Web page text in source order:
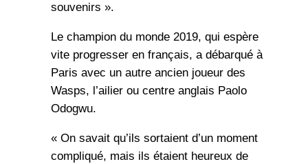
souvenirs ».
Le champion du monde 2019, qui espère
vite progresser en français, a débarqué à
Paris avec un autre ancien joueur des
Wasps, l’ailier ou centre anglais Paolo
Odogwu.
« On savait qu’ils sortaient d’un moment
compliqué, mais ils étaient heureux de